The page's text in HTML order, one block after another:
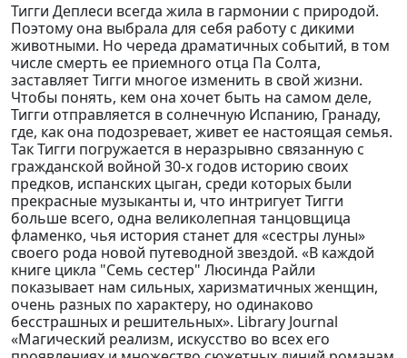
Тигги Деплеси всегда жила в гармонии с природой.
Поэтому она выбрала для себя работу с дикими
животными. Но череда драматичных событий, в том
числе смерть ее приемного отца Па Солта,
заставляет Тигги многое изменить в свой жизни.
Чтобы понять, кем она хочет быть на самом деле,
Тигги отправляется в солнечную Испанию, Гранаду,
где, как она подозревает, живет ее настоящая семья.
Так Тигги погружается в неразрывно связанную с
гражданской войной 30-х годов историю своих
предков, испанских цыган, среди которых были
прекрасные музыканты и, что интригует Тигги
больше всего, одна великолепная танцовщица
фламенко, чья история станет для «сестры луны»
своего рода новой путеводной звездой. «В каждой
книге цикла "Семь сестер" Люсинда Райли
показывает нам сильных, харизматичных женщин,
очень разных по характеру, но одинаково
бесстрашных и решительных». Library Journal
«Магический реализм, искусство во всех его